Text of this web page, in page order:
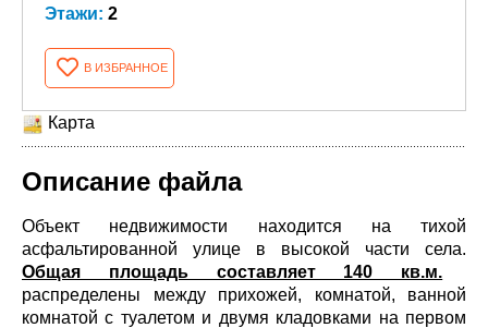
Этажи: 2
В ИЗБРАННОЕ
Карта
Описание файла
Объект недвижимости находится на тихой
асфальтированной улице в высокой части села.
Общая площадь составляет 140 кв.м.
распределены между прихожей, комнатой, ванной
комнатой с туалетом и двумя кладовками на первом